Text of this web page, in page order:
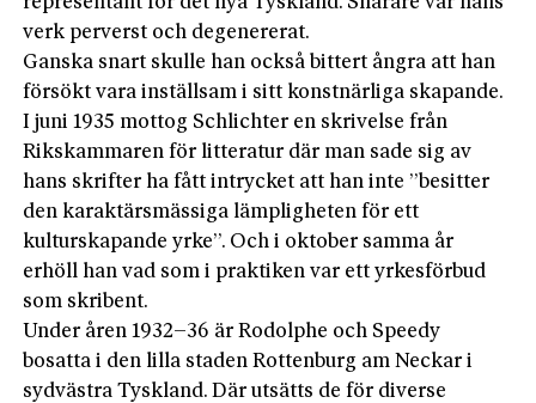
verk perverst och degenererat.
Ganska snart skulle han också bittert ångra att han
försökt vara inställsam i sitt konstnärliga skapande.
I juni 1935 mottog Schlichter en skrivelse från
Rikskammaren för litteratur där man sade sig av
hans skrifter ha fått intrycket att han inte ”besitter
den karaktärsmässiga lämpligheten för ett
kulturskapande yrke”. Och i oktober samma år
erhöll han vad som i praktiken var ett yrkesförbud
som skribent.
Under åren 1932–36 är Rodolphe och Speedy
bosatta i den lilla staden Rottenburg am Neckar i
sydvästra Tyskland. Där utsätts de för diverse